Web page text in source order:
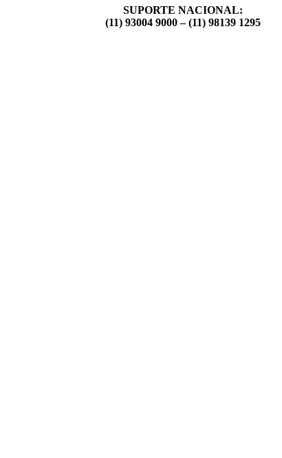
SUPORTE NACIONAL:
(11) 93004 9000 – (11) 98139 1295